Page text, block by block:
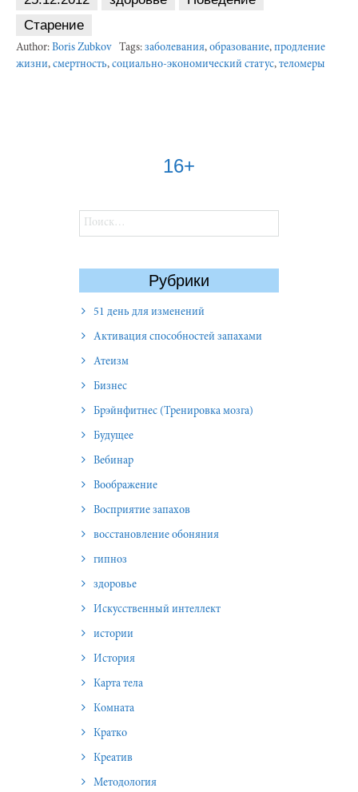
Старение
Author: Boris Zubkov Tags: заболевания, образование, продление
жизни, смертность, социально-экономический статус, теломеры
16+
Найти:
Рубрики
51 день для изменений
Активация способностей запахами
Атеизм
Бизнес
Брэйнфитнес (Тренировка мозга)
Будущее
Вебинар
Воображение
Восприятие запахов
восстановление обоняния
гипноз
здоровье
Искусственный интеллект
истории
История
Карта тела
Комната
Кратко
Креатив
Методология